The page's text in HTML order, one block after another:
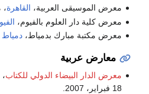
معرض الموسيقى العربية، القاهرة، من
معرض كلية دار العلوم بالفيوم،
معرض مكتبة مبارك بدمياط،دمياط
معارض عربية
معرض الدار البيضاء الدولي للكتاب،
18 فبراير، 2007.